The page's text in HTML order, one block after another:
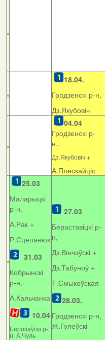
18.04.
Гродзенскі р-н,
Дз.Якубовіч
04.04
Гродзенскі р-
н.,
Дз.Якубовіч +
А.Плескайціс
25.03
Маларыцкі
р-н,
А.Рак +
Р.Сцепанюк
31.03
Кобрынскі
р-н,
А.Кальчанка
10.04
Бярозаўскі р-
н, А.Чуль
27.03
Бераставіцкі р-
н,
Дз.Вінчэўскі +
Дз.Табуноў +
Т.Смыкоўская
28.03.
Гродзенскі р-н,
Ж.Гулеўскі